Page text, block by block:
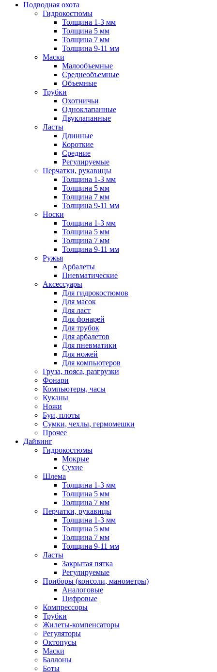
Подводная охота
Гидрокостюмы
Толщина 1-3 мм
Толщина 5 мм
Толщина 7 мм
Толщина 9-11 мм
Маски
Малообъемные
Среднеобъемные
Объемные
Трубки
Охотничьи
Одноклапанные
Двуклапанные
Ласты
Длинные
Короткие
Средние
Регулируемые
Перчатки, рукавицы
Толщина 1-3 мм
Толщина 5 мм
Толщина 7 мм
Толщина 9-11 мм
Носки
Толщина 1-3 мм
Толщина 5 мм
Толщина 7 мм
Толщина 9-11 мм
Ружья
Арбалеты
Пневматические
Аксессуары
Для гидрокостюмов
Для масок
Для ласт
Для фонарей
Для трубок
Для арбалетов
Для пневматики
Для ножей
Для компьютеров
Груза, пояса, разгрузки
Фонари
Компьютеры, часы
Куканы
Ножи
Буи, плоты
Сумки, чехлы, гермомешки
Прочее
Дайвинг
Гидрокостюмы
Мокрые
Сухие
Шлема
Толщина 1-3 мм
Толщина 5 мм
Толщина 7 мм
Перчатки, рукавицы
Толщина 1-3 мм
Толщина 5 мм
Толщина 7 мм
Толщина 9-11 мм
Ласты
Закрытая пятка
Регулируемые
Приборы (консоли, манометры)
Аналоговые
Цифровые
Компрессоры
Трубки
Жилеты-компенсаторы
Регуляторы
Октопусы
Маски
Баллоны
Боты